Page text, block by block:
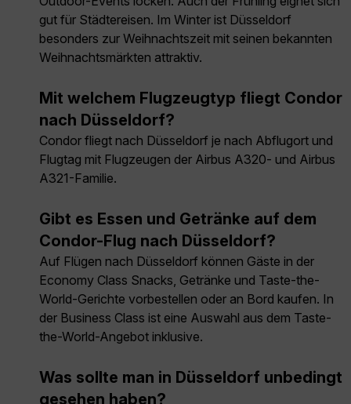
gut für Städtereisen. Im Winter ist Düsseldorf
besonders zur Weihnachtszeit mit seinen bekannten
Weihnachtsmärkten attraktiv.
Mit welchem Flugzeugtyp fliegt Condor
nach Düsseldorf?
Condor fliegt nach Düsseldorf je nach Abflugort und
Flugtag mit Flugzeugen der Airbus A320- und Airbus
A321-Familie.
Gibt es Essen und Getränke auf dem
Condor-Flug nach Düsseldorf?
Auf Flügen nach Düsseldorf können Gäste in der
Economy Class Snacks, Getränke und Taste-the-
World-Gerichte vorbestellen oder an Bord kaufen. In
der Business Class ist eine Auswahl aus dem Taste-
the-World-Angebot inklusive.
Was sollte man in Düsseldorf unbedingt
gesehen haben?